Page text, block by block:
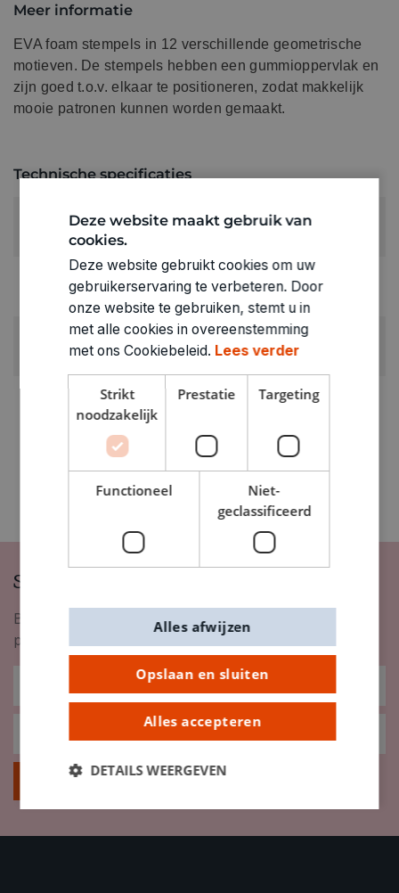
Meer informatie
EVA foam stempels in 12 verschillende geometrische
motieven. De stempels hebben een gummioppervlak en
zijn goed t.o.v. elkaar te positioneren, zodat makkelijk
mooie patronen kunnen worden gemaakt.
Technische specificaties
RUBRIEK:
Vormen en sjablonen
GEWICHT
0.025kg
ARTIKELNUMMER
0323291
Schrijf je in op onze nieuwsbrief
Blijf op de hoogte van nieuwigheden, inspiratie,
promoties en meer!
Inschrijven
Deze website maakt gebruik van
cookies.
Deze website gebruikt cookies om uw
gebruikerservaring te verbeteren. Door
onze website te gebruiken, stemt u in
met alle cookies in overeenstemming
met ons Cookiebeleid. Lees verder
Strikt
noodzakelijk
Prestatie Targeting
Functioneel
Niet-
geclassificeerd
Opslaan en sluiten
Alles accepteren
Alles afwijzen
DETAILS WEERGEVEN